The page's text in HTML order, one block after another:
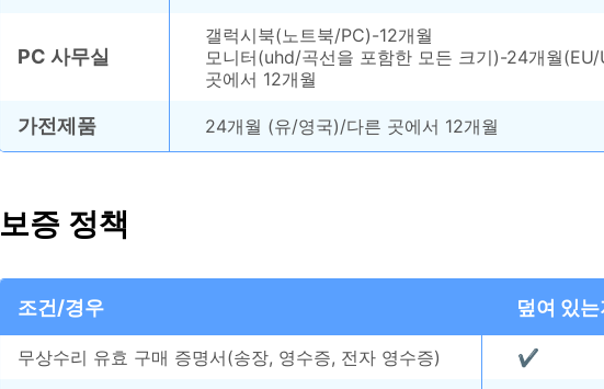
PC 사무실
갤럭시북(노트북/PC)-12개월
모니터(uhd/곡선을 포함한 모든 크기)-24개월
곳에서 12개월
가전제품 24개월 (유/영국)/다른 곳에서 12개월
보증 정책
조건/경우 덮여 있
무상수리 유효 구매 증명서(송장, 영수증, 전자 영수증) ✔